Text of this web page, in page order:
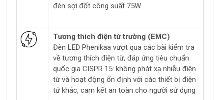
đèn sợi đốt công suất 75W.
Tương thích điện từ trường (EMC)
Đèn LED Phenikaa vượt qua các bài kiểm tra
về tương thích điện từ, đáp ứng tiêu chuẩn
quốc gia CISPR 15: không phát xạ nhiễu điện
từ và hoạt động ổn định với các thiết bị điện
tử khác, cam kết an toàn cho người sử dụng